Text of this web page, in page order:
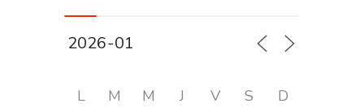
L M M J V S D